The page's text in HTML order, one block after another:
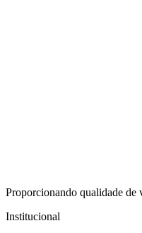
Proporcionando qualidade de
Institucional